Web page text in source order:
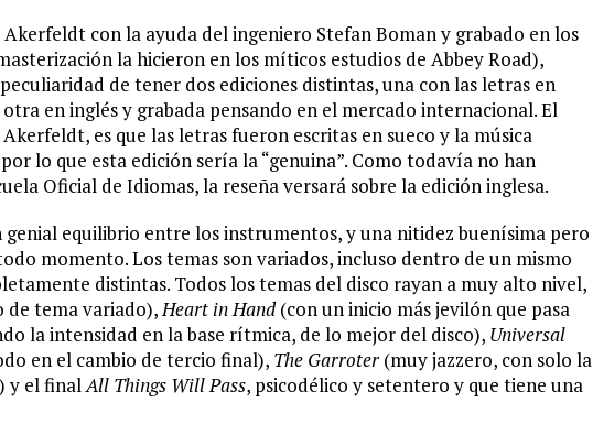
con la ayuda del ingeniero Stefan Boman y grabado en los
la hicieron en los míticos estudios de Abbey Road),
de tener dos ediciones distintas, una con las letras en
en inglés y grabada pensando en el mercado internacional. El
es que las letras fueron escritas en sueco y la música
lo que esta edición sería la “genuina”. Como todavía no han
Oficial de Idiomas, la reseña versará sobre la edición inglesa.
genial equilibrio entre los instrumentos, y una nitidez buenísima pero
momento. Los temas son variados, incluso dentro de un mismo
distintas. Todos los temas del disco rayan a muy alto nivel,
de tema variado),Heart in Hand(con un inicio más jevilón que pasa
la intensidad en la base rítmica, de lo mejor del disco), Universal
en el cambio de tercio final), The Garroter (muy jazzero, con solo la
y el finalAll Things Will Pass, psicodélico y setentero y que tiene una